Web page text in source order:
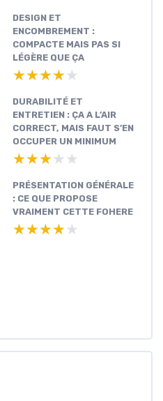
DESIGN ET
ENCOMBREMENT :
COMPACTE MAIS PAS SI
LÉGÈRE QUE ÇA
★★★★★
★★★★★
DURABILITÉ ET
ENTRETIEN : ÇA A L’AIR
CORRECT, MAIS FAUT S’EN
OCCUPER UN MINIMUM
★★★★★
★★★★★
PRÉSENTATION GÉNÉRALE
: CE QUE PROPOSE
VRAIMENT CETTE FOHERE
★★★★★
★★★★★